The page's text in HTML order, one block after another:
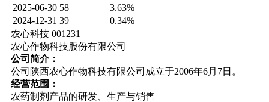
2025-06-30 58
3.63%
2024-12-31 39
0.34%
农心科技 001231
农心作物科技股份有限公司
公司简介：
公司陕西农心作物科技有限公司成立于2006年6月7日。
经营范围：
农药制剂产品的研发、生产与销售